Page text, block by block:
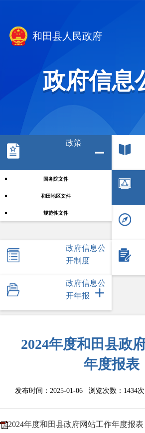
和田县人民政府
政府信息
政策
国务院文件
和田地区文件
规范性文件
政府信息公
开制度
政府信息公
开年报
2024年度和田县政
年度报表
发布时间：2025-01-06 浏览次数： 1434次
2024年度和田县政府网站工作年度报表